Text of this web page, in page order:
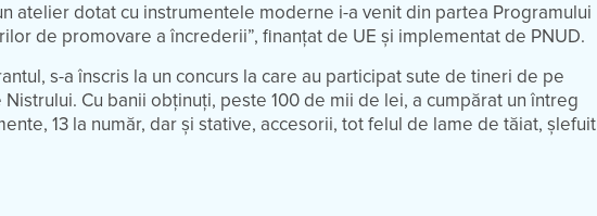
atelier dotat cu instrumentele moderne i-a venit din partea Programului
de promovare a încrederii”, finanțat de UE și implementat de PNUD.
s-a înscris la un concurs la care au participat sute de tineri de pe
Cu banii obținuți, peste 100 de mii de lei, a cumpărat un întreg
13 la număr, dar și stative, accesorii, tot felul de lame de tăiat, șlefuit